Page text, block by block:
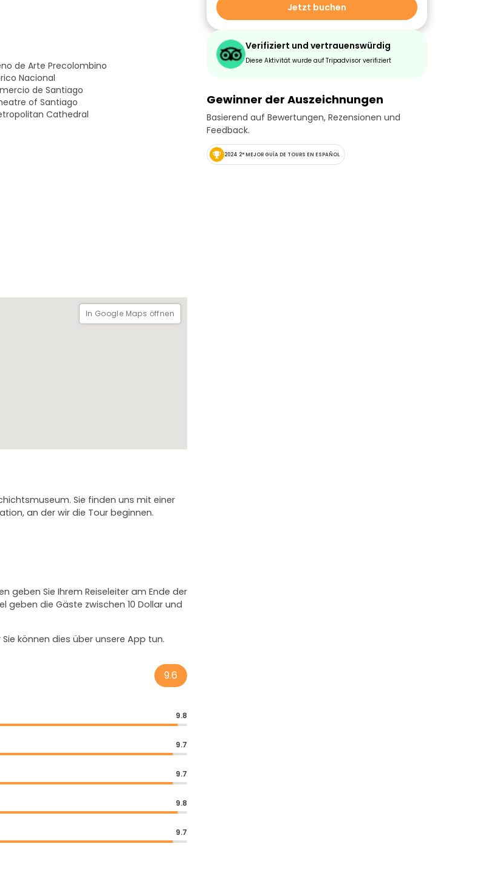
de Arte Precolombino
Nacional
de Santiago
of Santiago
Cathedral
In Google Maps öffnen
Sie finden uns mit einer
an der wir die Tour beginnen.
geben Sie Ihrem Reiseleiter am Ende der
geben die Gäste zwischen 10 Dollar und
können dies über unsere App tun.
9.6
9.8
9.7
9.7
9.8
9.7
Jetzt buchen
Verifiziert und vertrauenswürdig
Diese Aktivität wurde auf Tripadvisor verifiziert
Gewinner der Auszeichnungen
Basierend auf Bewertungen, Rezensionen und
Feedback.
2024 2° MEJOR GUÍA DE TOURS EN ESPAÑOL